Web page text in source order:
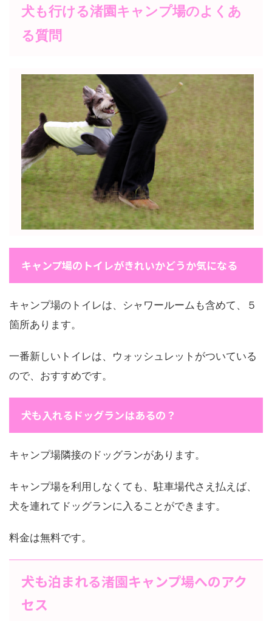
犬も行ける渚園キャンプ場のよくあ
る質問
キャンプ場のトイレがきれいかどうか気になる
キャンプ場のトイレは、シャワールームも含めて、５
箇所あります。
一番新しいトイレは、ウォッシュレットがついている
ので、おすすめです。
犬も入れるドッグランはあるの？
キャンプ場隣接のドッグランがあります。
キャンプ場を利用しなくても、駐車場代さえ払えば、
犬を連れてドッグランに入ることができます。
料金は無料です。
犬も泊まれる渚園キャンプ場へのアク
セス